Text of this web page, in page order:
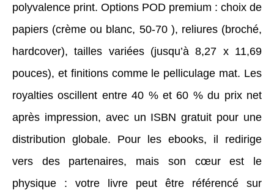
polyvalence print. Options POD premium : choix de
papiers (crème ou blanc, 50-70 ), reliures (broché,
hardcover), tailles variées (jusqu’à 8,27 x 11,69
pouces), et finitions comme le pelliculage mat. Les
royalties oscillent entre 40 % et 60 % du prix net
après impression, avec un ISBN gratuit pour une
distribution globale. Pour les ebooks, il redirige
vers des partenaires, mais son cœur est le
physique : votre livre peut être référencé sur